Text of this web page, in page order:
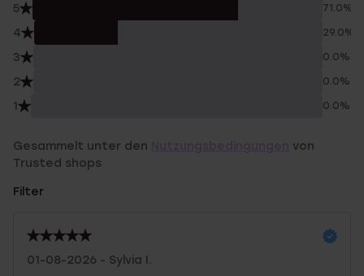
5 71.0%
4 29.0%
3 0.0%
2 0.0%
1 0.0%
Gesammelt unter den
von
Trusted shops
Filter
01-08-2026 - Sylvia I.